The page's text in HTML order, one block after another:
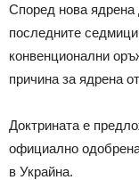
Според нова ядрена
последните
конвенционални
причина за ядрена
Доктрината е
официално
в Украйна.